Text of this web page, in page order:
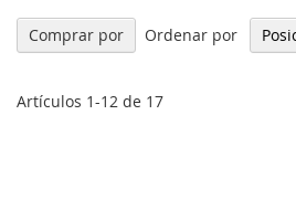
Artículos 1-12 de 17
Ordenar por
Comprar por